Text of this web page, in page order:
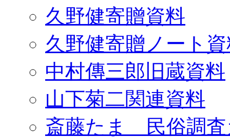
久野健寄贈資料
久野健寄贈ノート
中村傳三郎旧蔵資料
山下菊二関連資料
斎藤たま 民俗調査